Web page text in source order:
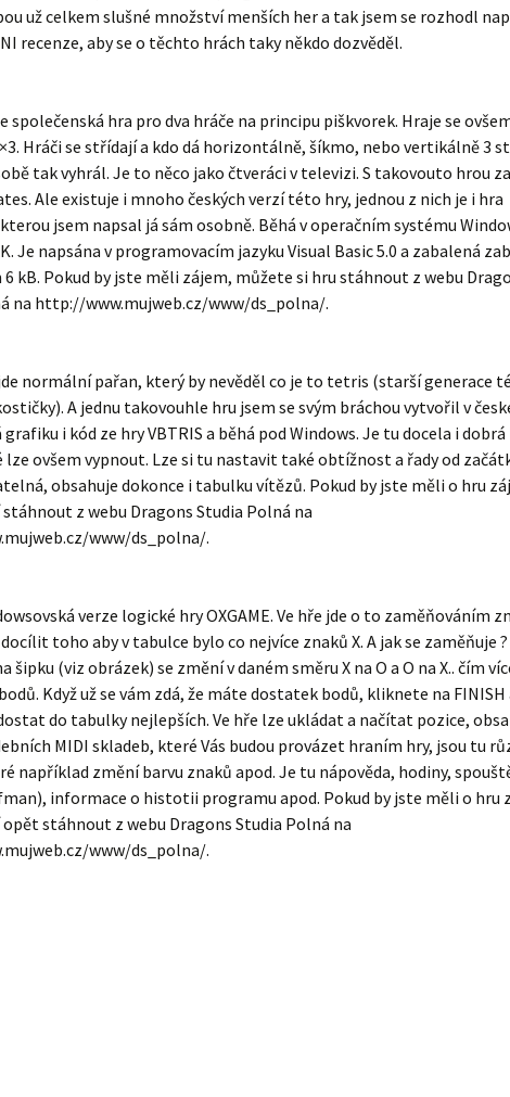
už celkem slušné množství menších her a tak jsem se rozhodl
recenze, aby se o těchto hrách taky někdo dozvěděl.
společenská hra pro dva hráče na principu piškvorek. Hraje se
Hráči se střídají a kdo dá horizontálně, šíkmo, nebo vertikálně 3
tak vyhrál. Je to něco jako čtveráci v televizi. S takovouto hrou
Ale existuje i mnoho českých verzí této hry, jednou z nich je i hra
jsem napsal já sám osobně. Běhá v operačním systému
Je napsána v programovacím jazyku Visual Basic 5.0 a zabalená
kB. Pokud by jste měli zájem, můžete si hru stáhnout z webu
na http://www.mujweb.cz/www/ds_polna/.
normální pařan, který by nevěděl co je to tetris (starší generace
A jednu takovouhle hru jsem se svým bráchou vytvořil v
grafiku i kód ze hry VBTRIS a běhá pod Windows. Je tu docela i dobrá
lze ovšem vypnout. Lze si tu nastavit také obtížnost a řady od
obsahuje dokonce i tabulku vítězů. Pokud by jste měli o hru
z webu Dragons Studia Polná na
www/ds_polna/.
verze logické hry OXGAME. Ve hře jde o to zaměňováním
toho aby v tabulce bylo co nejvíce znaků X. A jak se zaměňuje ?
šipku (viz obrázek) se změní v daném směru X na O a O na X.. čím
Když už se vám zdá, že máte dostatek bodů, kliknete na FINISH
do tabulky nejlepších. Ve hře lze ukládat a načítat pozice,
MIDI skladeb, které Vás budou provázet hraním hry, jsou tu
například změní barvu znaků apod. Je tu nápověda, hodiny,
informace o histotii programu apod. Pokud by jste měli o hru
stáhnout z webu Dragons Studia Polná na
www/ds_polna/.